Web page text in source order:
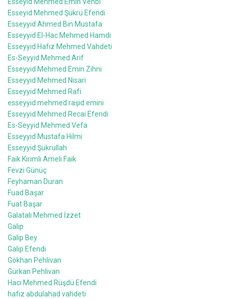
Esseyid Mehmed Şükrü Efendi
Esseyyid Ahmed Bin Mustafa
Esseyyid El-Hac Mehmed Hamdi
Esseyyid Hafız Mehmed Vahdeti
Es-Seyyid Mehmed Arif
Esseyyid Mehmed Emin Zihni
Esseyyid Mehmed Nisari
Esseyyid Mehmed Rafi
esseyyid mehmed raşid emini
Esseyyid Mehmed Recai Efendi
Es-Seyyid Mehmed Vefa
Esseyyid Mustafa Hilmi
Esseyyid Şükrullah
Faik Kırımlı Ameli Faik
Fevzi Günüç
Feyhaman Duran
Fuad Başar
Fuat Başar
Galatalı Mehmed İzzet
Galip
Galip Bey
Galip Efendi
Gökhan Pehlivan
Gürkan Pehlivan
Hacı Mehmed Rüşdü Efendi
hafız abdülahad vahdeti